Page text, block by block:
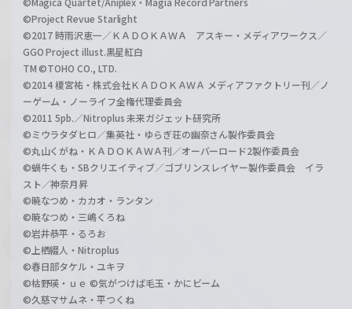
©Project Revue Starlight
©2017 時雨沢恵一／ＫＡＤＯＫＡＷＡ アスキー・メディアワークス／
GGO Project illust.黒星紅白
TM ©TOHO CO., LTD.
©2014 榎宮祐・株式会社ＫＡＤＯＫＡＷＡ メディアファクトリー刊／ノ
ーゲーム・ノーライフ全権代理委員会
©2011 5pb.／Nitroplus 未来ガジェット研究所
©ミウラタダヒロ／集英社・ゆらぎ荘の幽奈さん製作委員会
©丸山くがね・ＫＡＤＯＫＡＷＡ刊／オーバーロード2製作委員会
©蝸牛くも・SBクリエイティブ／ゴブリンスレイヤー製作委員会 イラ
スト／神奈月昇
©暁なつめ・カカオ・ランタン
©暁なつめ・三嶋くろね
©岩井恭平・るろお
©上栖綴人・Nitroplus
©春日部タケル・ユキヲ
©枯野瑛・ｕｅ ©気がつけば毛玉・かにビーム
©久慈マサムネ・平つくね